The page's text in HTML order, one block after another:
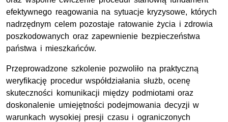
efektywnego reagowania na sytuacje kryzysowe, których
nadrzędnym celem pozostaje ratowanie życia i zdrowia
poszkodowanych oraz zapewnienie bezpieczeństwa
państwa i mieszkańców.
Przeprowadzone szkolenie pozwoliło na praktyczną
weryfikację procedur współdziałania służb, ocenę
skuteczności komunikacji między podmiotami oraz
doskonalenie umiejętności podejmowania decyzji w
warunkach wysokiej presji czasu i ograniczonych